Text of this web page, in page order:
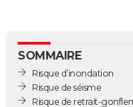
GUIDES D'ACHAT
BONS PLANS
CARTE DE VOEUX
SOMMAIRE
Risque d’inondation
Risque de séisme
Risque de retrait-